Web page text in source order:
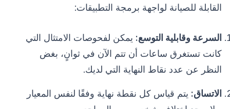
القابلة للصيانة لواجهة برمجة التطبيقات:
السرعة وقابلية التوسع: يمكن لفحوصات الامتثال التي
كانت تستغرق ساعات أن تتم الآن في ثوانٍ، بغض
النظر عن عدد نقاط النهاية التي لديك.
الاتساق: يتم قياس كل نقطة نهاية وفقًا لنفس المعيار